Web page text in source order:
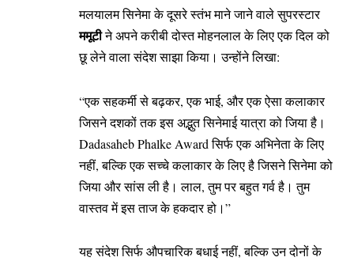
मलयालम सिनेमा के दूसरे स्तंभ माने जाने वाले सुपरस्टार
ममूटीने अपने करीबी दोस्त मोहनलाल के लिए एक दिल को
छू लेने वाला संदेश साझा किया। उन्होंने लिखा:
“एक सहकर्मी से बढ़कर, एक भाई, और एक ऐसा कलाकार
जिसने दशकों तक इस अद्भुत सिनेमाई यात्रा को जिया है।
Dadasaheb Phalke Award सिर्फ एक अभिनेता के लिए
नहीं, बल्कि एक सच्चे कलाकार के लिए है जिसने सिनेमा को
जिया और सांस ली है। लाल, तुम पर बहुत गर्व है। तुम
वास्तव में इस ताज के हकदार हो।”
यह संदेश सिर्फ औपचारिक बधाई नहीं, बल्कि उन दोनों के